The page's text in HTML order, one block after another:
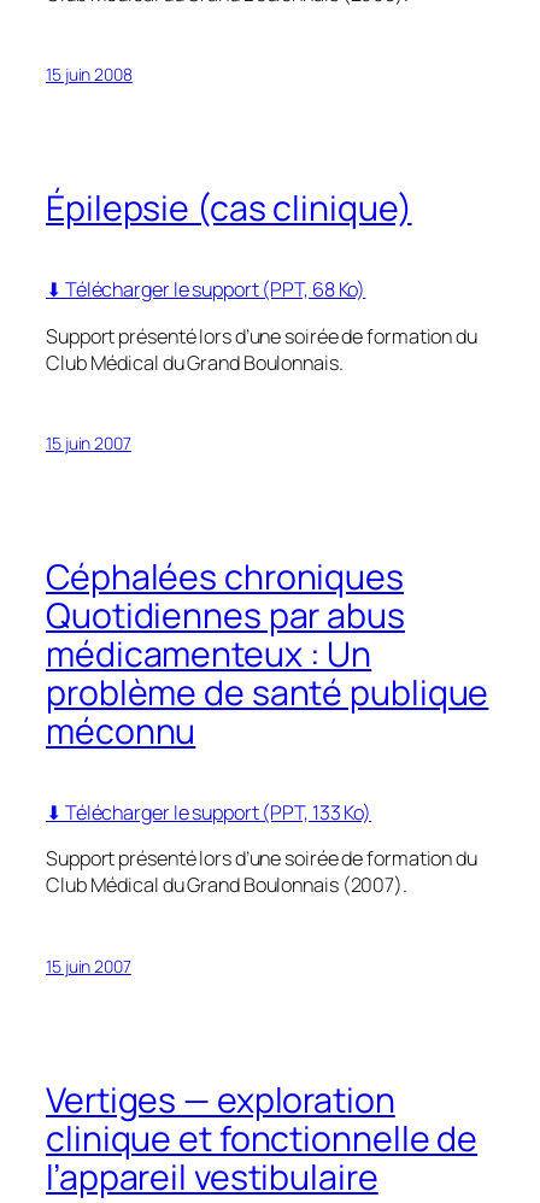
15 juin 2008
Épilepsie (cas clinique)
⬇ Télécharger le support (PPT, 68 Ko)
Support présenté lors d’une soirée de formation du
Club Médical du Grand Boulonnais.
15 juin 2007
Céphalées chroniques
Quotidiennes par abus
médicamenteux : Un
problème de santé publique
méconnu
⬇ Télécharger le support (PPT, 133 Ko)
Support présenté lors d’une soirée de formation du
Club Médical du Grand Boulonnais (2007).
15 juin 2007
Vertiges — exploration
clinique et fonctionnelle de
l’appareil vestibulaire